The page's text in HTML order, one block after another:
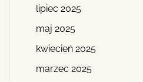
lipiec 2025
maj 2025
kwiecień 2025
marzec 2025